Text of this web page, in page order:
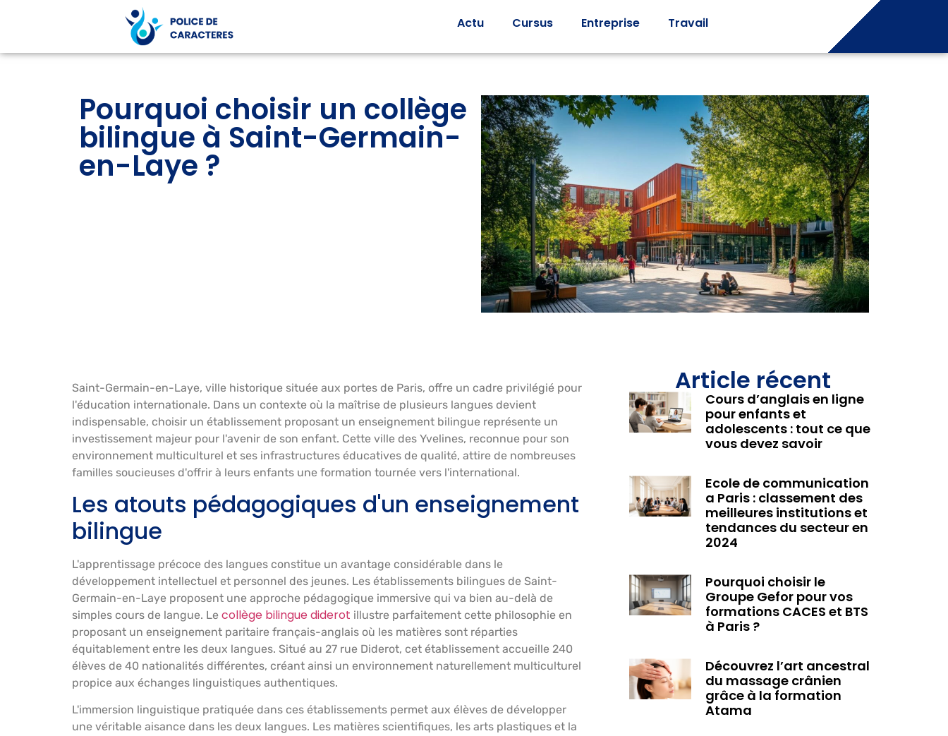
Actu Cursus Entreprise Travail
Pourquoi choisir un collège
bilingue à Saint-Germain-
en-Laye ?
Article récent
Cours d’anglais en ligne
pour enfants et
adolescents : tout ce que
vous devez savoir
Ecole de communication
a Paris : classement des
meilleures institutions et
tendances du secteur en
2024
Pourquoi choisir le
Groupe Gefor pour vos
formations CACES et BTS
à Paris ?
Découvrez l’art ancestral
du massage crânien
grâce à la formation
Atama
Saint-Germain-en-Laye, ville historique située aux portes de Paris, offre un cadre privilégié pour
l'éducation internationale. Dans un contexte où la maîtrise de plusieurs langues devient
indispensable, choisir un établissement proposant un enseignement bilingue représente un
investissement majeur pour l'avenir de son enfant. Cette ville des Yvelines, reconnue pour son
environnement multiculturel et ses infrastructures éducatives de qualité, attire de nombreuses
familles soucieuses d'offrir à leurs enfants une formation tournée vers l'international.
Les atouts pédagogiques d'un enseignement
bilingue
L'apprentissage précoce des langues constitue un avantage considérable dans le
développement intellectuel et personnel des jeunes. Les établissements bilingues de Saint-
Germain-en-Laye proposent une approche pédagogique immersive qui va bien au-delà de
simples cours de langue. Lecollège bilingue diderot illustre parfaitement cette philosophie en
proposant un enseignement paritaire français-anglais où les matières sont réparties
équitablement entre les deux langues. Situé au 27 rue Diderot, cet établissement accueille 240
élèves de 40 nationalités différentes, créant ainsi un environnement naturellement multiculturel
propice aux échanges linguistiques authentiques.
L'immersion linguistique pratiquée dans ces établissements permet aux élèves de développer
une véritable aisance dans les deux langues. Les matières scientifiques, les arts plastiques et la